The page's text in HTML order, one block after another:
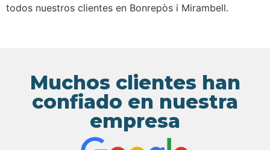
todos nuestros clientes en Bonrepòs i Mirambell.
Muchos clientes han
confiado en nuestra
empresa